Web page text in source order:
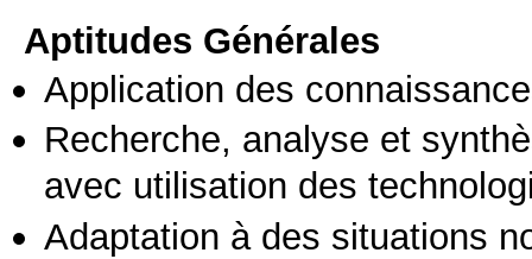
Aptitudes Générales
Application des
Recherche, analyse et
avec utilisation des
Adaptation à des situations